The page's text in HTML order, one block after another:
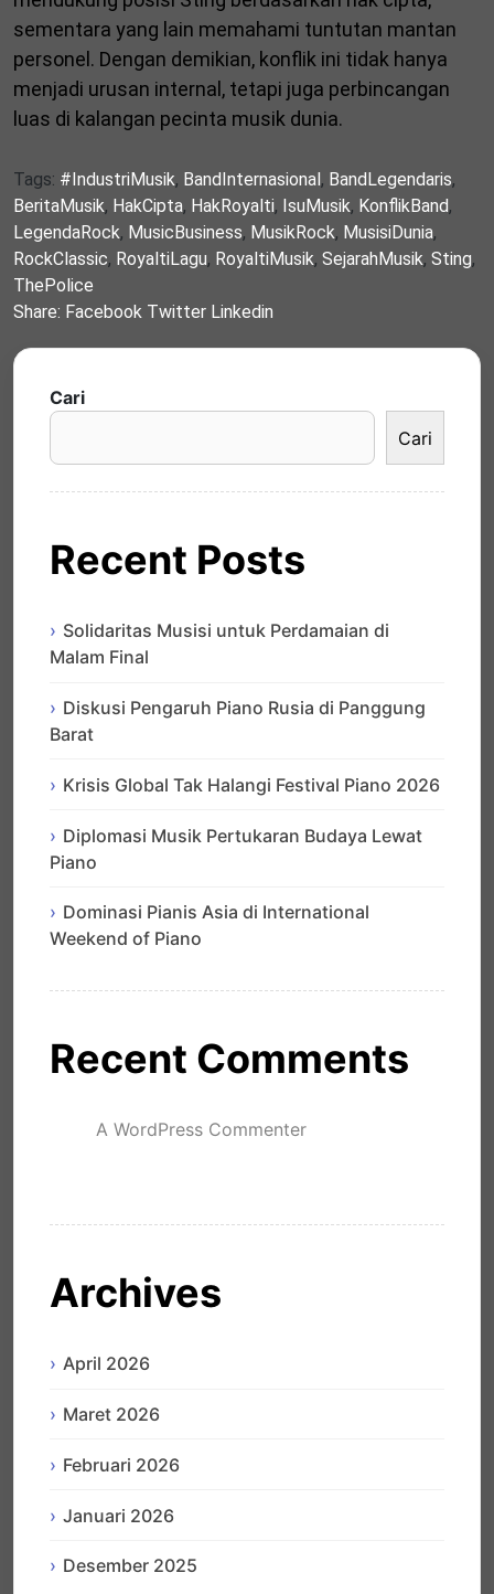
sementara yang lain memahami tuntutan mantan
personel. Dengan demikian, konflik ini tidak hanya
menjadi urusan internal, tetapi juga perbincangan
luas di kalangan pecinta musik dunia.
Tags: #IndustriMusik, BandInternasional , BandLegendaris,
BeritaMusik, HakCipta, HakRoyalti, IsuMusik, KonflikBand,
LegendaRock, MusicBusiness, MusikRock, MusisiDunia,
RockClassic, RoyaltiLagu, RoyaltiMusik, SejarahMusik, Sting,
ThePolice
Share: Facebook Twitter Linkedin
Cari
Cari
Recent Posts
Solidaritas Musisi untuk Perdamaian di
Malam Final
Diskusi Pengaruh Piano Rusia di Panggung
Barat
Krisis Global Tak Halangi Festival Piano 2026
Diplomasi Musik Pertukaran Budaya Lewat
Piano
Dominasi Pianis Asia di International
Weekend of Piano
Recent Comments
A WordPress Commenter
Archives
April 2026
Maret 2026
Februari 2026
Januari 2026
Desember 2025